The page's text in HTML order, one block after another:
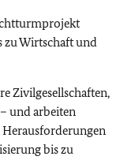
zu Wirtschaft und
Zivilgesellschaften,
und arbeiten
bis zu